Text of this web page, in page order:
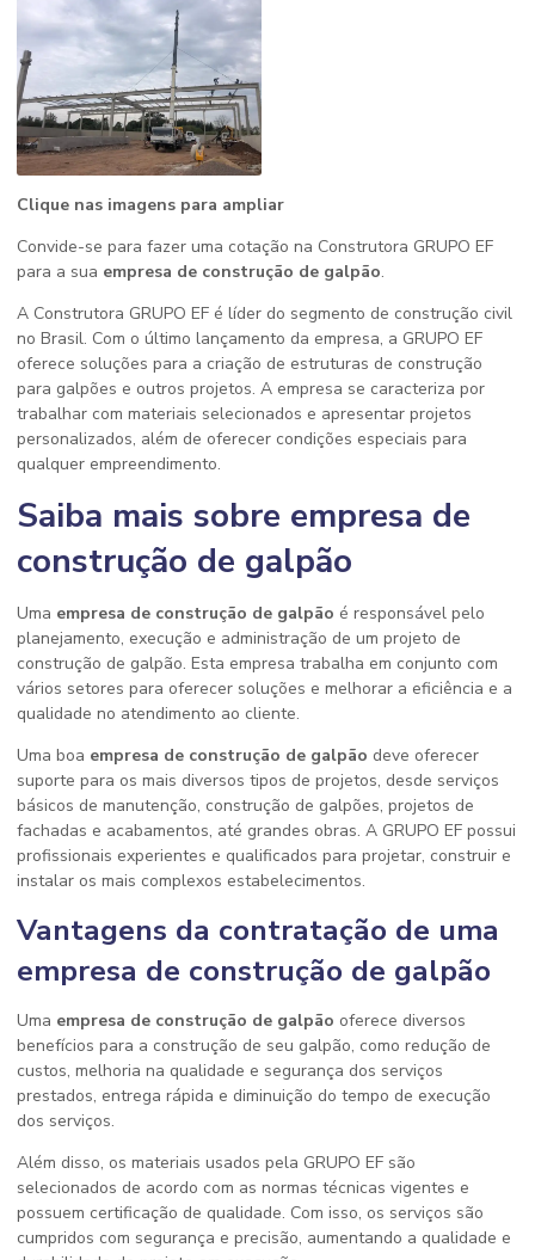
Clique nas imagens para ampliar
Convide-se para fazer uma cotação na Construtora GRUPO EF
para a sua empresa de construção de galpão.
A Construtora GRUPO EF é líder do segmento de construção civil
no Brasil. Com o último lançamento da empresa, a GRUPO EF
oferece soluções para a criação de estruturas de construção
para galpões e outros projetos. A empresa se caracteriza por
trabalhar com materiais selecionados e apresentar projetos
personalizados, além de oferecer condições especiais para
qualquer empreendimento.
Saiba mais sobre empresa de
construção de galpão
Uma empresa de construção de galpão é responsável pelo
planejamento, execução e administração de um projeto de
construção de galpão. Esta empresa trabalha em conjunto com
vários setores para oferecer soluções e melhorar a eficiência e a
qualidade no atendimento ao cliente.
Uma boa empresa de construção de galpão deve oferecer
suporte para os mais diversos tipos de projetos, desde serviços
básicos de manutenção, construção de galpões, projetos de
fachadas e acabamentos, até grandes obras. A GRUPO EF possui
profissionais experientes e qualificados para projetar, construir e
instalar os mais complexos estabelecimentos.
Vantagens da contratação de uma
empresa de construção de galpão
Uma empresa de construção de galpão oferece diversos
benefícios para a construção de seu galpão, como redução de
custos, melhoria na qualidade e segurança dos serviços
prestados, entrega rápida e diminuição do tempo de execução
dos serviços.
Além disso, os materiais usados pela GRUPO EF são
selecionados de acordo com as normas técnicas vigentes e
possuem certificação de qualidade. Com isso, os serviços são
cumpridos com segurança e precisão, aumentando a qualidade e